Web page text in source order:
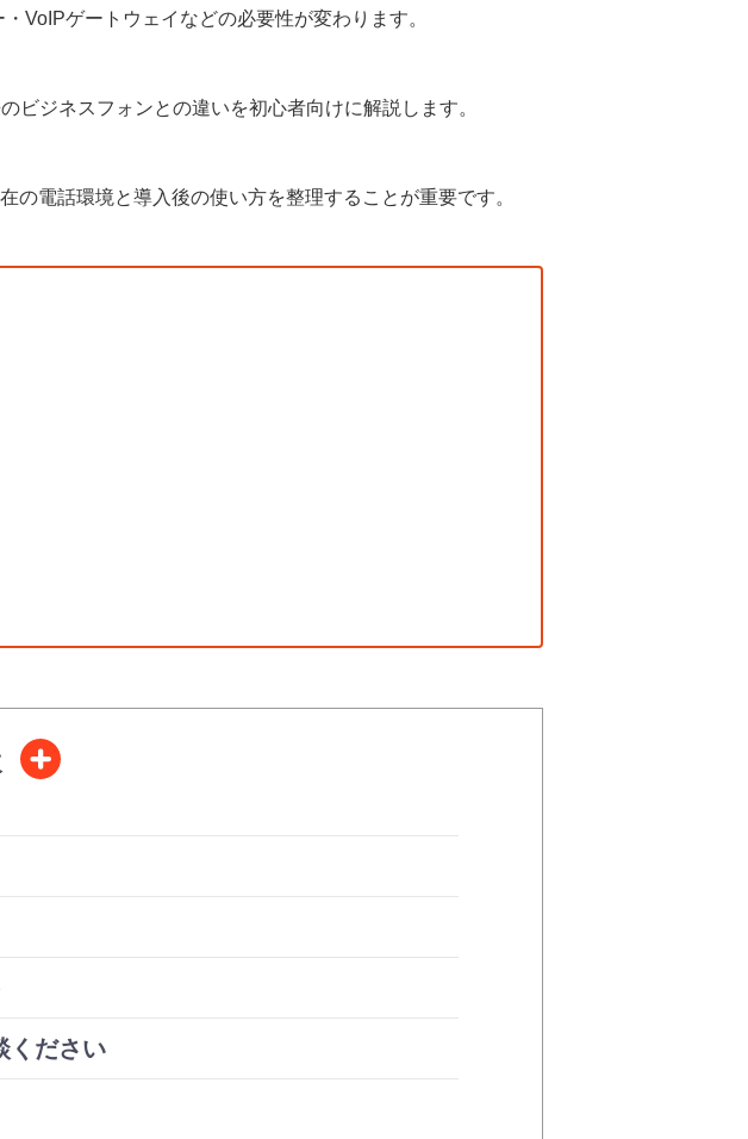
VoIPゲートウェイなどの必要性が変わります。
ビジネスフォンとの違いを初心者向けに解説します。
電話環境と導入後の使い方を整理することが重要です。
ください